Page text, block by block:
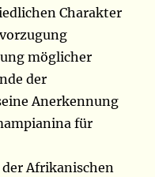
Charakter
möglicher
der
Anerkennung
für
Afrikanischen